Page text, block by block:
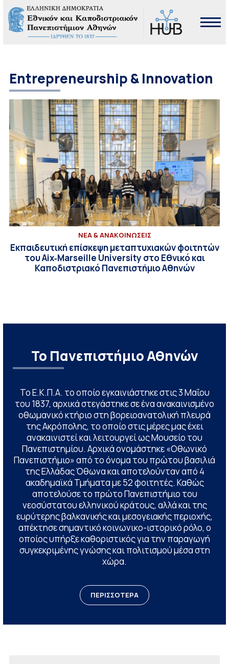
Entrepreneurship & Innovation
ΝΕΑ & ΑΝΑΚΟΙΝΩΣΕΙΣ
Εκπαιδευτική επίσκεψη μεταπτυχιακών φοιτητών
του Aix‑Marseille University στο Εθνικό και
Καποδιστριακό Πανεπιστήμιο Αθηνών
Το Πανεπιστήμιο Αθηνών
Το Ε.Κ.Π.Α. το οποίο εγκαινιάστηκε στις 3 Μαΐου
του 1837, αρχικά στεγάστηκε σε ένα ανακαινισμένο
οθωμανικό κτήριο στη βορειοανατολική πλευρά
της Ακρόπολης, το οποίο στις μέρες μας έχει
ανακαινιστεί και λειτουργεί ως Μουσείο του
Πανεπιστημίου. Αρχικά ονομάστηκε «Οθωνικό
Πανεπιστήμιο» από το όνομα του πρώτου βασιλιά
της Ελλάδας Όθωνα και αποτελούνταν από 4
ακαδημαϊκά Τμήματα με 52 φοιτητές. Καθώς
αποτελούσε το πρώτο Πανεπιστήμιο του
νεοσύστατου ελληνικού κράτους, αλλά και της
ευρύτερης βαλκανικής και μεσογειακής περιοχής,
απέκτησε σημαντικό κοινωνικο-ιστορικό ρόλο, ο
οποίος υπήρξε καθοριστικός για την παραγωγή
συγκεκριμένης γνώσης και πολιτισμού μέσα στη
χώρα.
ΠΕΡΙΣΣΟΤΕΡΑ